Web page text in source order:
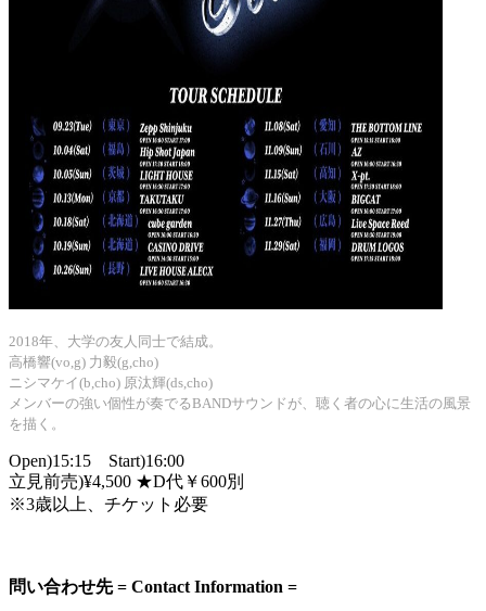
2018年、大学の友人同士で結成。
高橋響(vo,g) 力毅(g,cho)
ニシマケイ(b,cho) 原汰輝(ds,cho)
メンバーの強い個性が奏でるBANDサウンドが、聴く者の心に生活の風景
を描く。
Open)15:15 Start)16:00
立見前売)¥4,500 ★D代￥600別
※3歳以上、チケット必要
問い合わせ先 = Contact Information =